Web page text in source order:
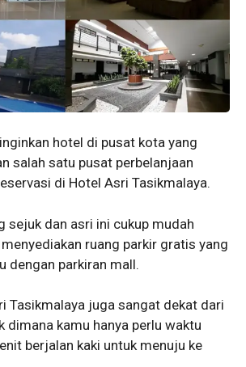
hotel di pusat kota yang
salah satu pusat perbelanjaan
di Hotel Asri Tasikmalaya.
sejuk dan asri ini cukup mudah
ruang parkir gratis yang
dengan parkiran mall.
Tasikmalaya juga sangat dekat dari
dimana kamu hanya perlu waktu
berjalan kaki untuk menuju ke